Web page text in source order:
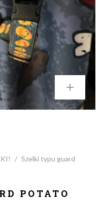
/ Szelki typu guard
POTATO